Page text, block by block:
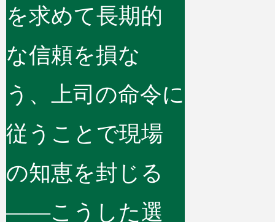
を求めて長期的
な信頼を損な
う、上司の命令に
従うことで現場
の知恵を封じる
——こうした選